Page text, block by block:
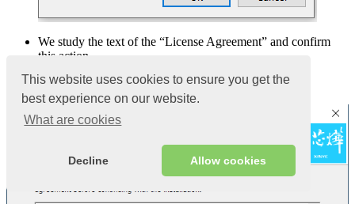
This website uses cookies to ensure you get the
best experience on our website.
What are cookies
Decline Allow cookies
We study the text of the “License Agreement” and confirm
this action.
agreement” and click the “Next” button